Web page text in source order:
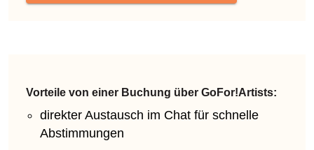
Vorteile von einer Buchung über GoFor!Artists:
direkter Austausch im Chat für schnelle
Abstimmungen